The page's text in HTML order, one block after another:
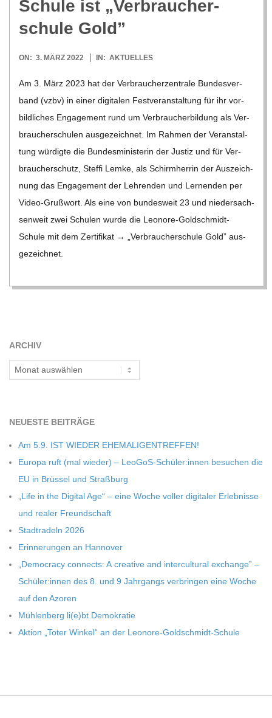
L
E
Schule ist „Ver­brau­cher­
schule Gold”
2022-
ON: 3. MÄRZ 2022 IN: AKTUELLES
Am 3. März 2023 hat der Ver­brau­cher­zen­trale Bun­des­ver­
band (vzbv) in einer digi­ta­len Fest­ver­an­stal­tung für ihr vor­
bild­li­ches Enga­ge­ment rund um Ver­brau­cher­bil­dung als Ver­
brau­cher­schu­len aus­ge­zeich­net. Im Rah­men der Ver­an­stal­
tung wür­digte die Bun­des­mi­nis­te­rin der Jus­tiz und für Ver­
brau­cher­schutz, Steffi Lemke, als Schirm­her­rin der Aus­zeich­
nung das Enga­ge­ment der Leh­ren­den und Ler­nen­den per
Video-Gru­ß­­wort. Als eine von bun­des­weit 23 und nie­der­sach­
sen­weit zwei Schu­len wurde die Leo­­nore-Gol­d­­schmidt-
Schule mit dem Zer­ti­fi­kat → „Ver­brau­cher­schule Gold” aus­
ge­zeich­net.
ARCHIV
Archiv
NEU­ESTE BEITRÄGE
Am 5.9. IST WIEDER EHEMALIGENTREFFEN!
Europa ruft (mal wie­der) – LeoGoS-Schüler:innen besu­chen die
EU in Brüs­sel und Straßburg
„Life in the Digi­tal Age“ – eine Woche vol­ler digi­ta­ler Erleb­nisse
und rea­ler Freundschaft
Stadt­ra­deln 2026
Erin­ne­run­gen an Hannover
„Demo­cracy con­nects: A crea­tive and inter­cul­tu­ral exch­ange” –
Schüler:innen des 8. und 9 Jahr­gangs ver­brin­gen eine Woche
auf den Azoren
Müh­len­berg li(e)bt Demokratie
Aktion „Toter Win­kel“ an der Leonore-Goldschmidt-Schule